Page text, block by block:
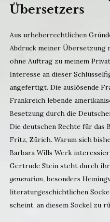
Übersetzers
Aus urheberrechtlichen
Abdruck meiner Übersetzung
ohne Auftrag zu meinem
Interesse an dieser
angefertigt. Die auslösende
Frankreich lebende
Besetzung durch die
Die deutschen Rechte für das
Fritz, Zürich. Warum sich
Barbara Wills Werk
Gertrude Stein steht durch
generation, besonders
literaturgeschichtlichen
scheint, an diesem Sockel zu